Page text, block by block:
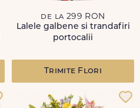
de la 299 RON
Lalele galbene si trandafiri
portocalii
Trimite Flori